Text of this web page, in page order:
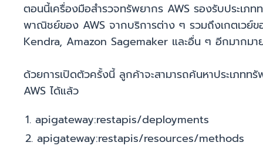
ตอนนี้เครื่องมือสำรวจทรัพยากร AWS รองรับประเภ
พาณิชย์ของ AWS จากบริการต่าง ๆ รวมถึงเกตเว
Kendra, Amazon Sagemaker และอื่น ๆ อีกมากมา
ด้วยการเปิดตัวครั้งนี้ ลูกค้าจะสามารถค้นหาประเภทท
AWS ได้แล้ว
1. apigateway:restapis/deployments
2. apigateway:restapis/resources/methods